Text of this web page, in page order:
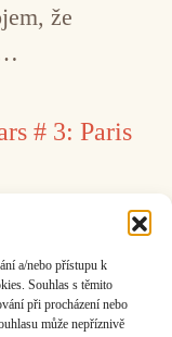
a/nebo přístupu k
Souhlas s těmito
při procházení nebo
může nepříznivě
že
# 3: Paris